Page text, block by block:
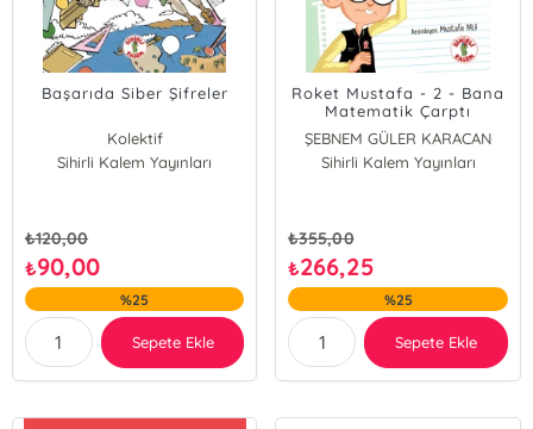
Başarıda Siber Şifreler
Kolektif
Sihirli Kalem Yayınları
₺120,00
₺90,00
%25
Sepete Ekle
Roket Mustafa - 2 - Bana
Matematik Çarptı
ŞEBNEM GÜLER KARACAN
Sihirli Kalem Yayınları
₺355,00
₺266,25
%25
Sepete Ekle